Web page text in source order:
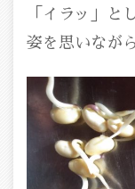
「イラッ」と
姿を思いなが